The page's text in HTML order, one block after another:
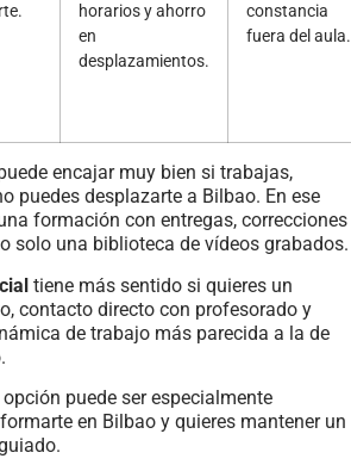
horarios y ahorro
en
desplazamientos.
constancia
fuera del aula.
encajar muy bien si trabajas,
puedes desplazarte a Bilbao. En ese
formación con entregas, correcciones
solo una biblioteca de vídeos grabados.
tiene más sentido si quieres un
contacto directo con profesorado y
de trabajo más parecida a la de
opción puede ser especialmente
en Bilbao y quieres mantener un